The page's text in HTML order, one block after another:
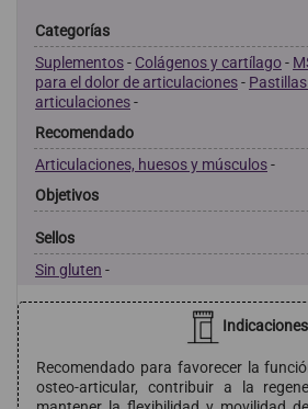
Categorías
Suplementos- Colágenos y cartílago-
para el dolor de articulaciones-
articulaciones-
Recomendado
Articulaciones, huesos y músculos-
Objetivos
Sellos
Sin gluten -
Indicaciones
Recomendado para favorecer la
osteo-articular, contribuir a la